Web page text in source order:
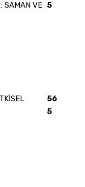
SAMAN VE 5
56
5